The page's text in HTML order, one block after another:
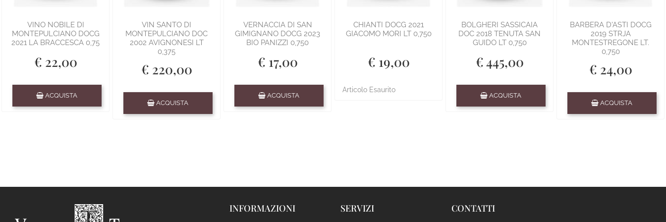
VINO NOBILE DI
MONTEPULCIANO DOCG
2021 LA BRACCESCA 0,75
€ 22,00
ACQUISTA
VIN SANTO DI
MONTEPULCIANO DOC
2002 AVIGNONESI LT
0,375
€ 220,00
ACQUISTA
VERNACCIA DI SAN
GIMIGNANO DOCG 2023
BIO PANIZZI 0,750
€ 17,00
ACQUISTA
CHIANTI DOCG 2021
GIACOMO MORI LT 0,750
€ 19,00
Articolo Esaurito
BOLGHERI SASSICAIA
DOC 2018 TENUTA SAN
GUIDO LT 0,750
€ 445,00
ACQUISTA
BARBERA D'ASTI DOCG
2019 STRJA
MONTESTREGONE LT.
0,750
€ 24,00
ACQUISTA
INFORMAZIONI SERVIZI CONTATTI